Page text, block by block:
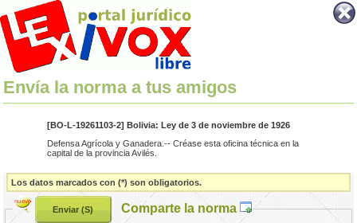
Envía la norma a tus amigos
[BO-L-19261103-2] Bolivia: Ley de 3 de noviembre de 1926
Defensa Agrícola y Ganadera.-- Créase esta oficina técnica en la
capital de la provincia Avilés.
Los datos marcados con (*) son obligatorios.
Comparte la norma